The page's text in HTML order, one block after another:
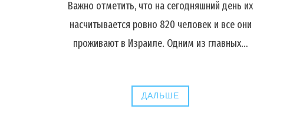
Важно отметить, что на сегодняшний день их
насчитывается ровно 820 человек и все они
проживают в Израиле. Одним из главных…
ДАЛЬШЕ